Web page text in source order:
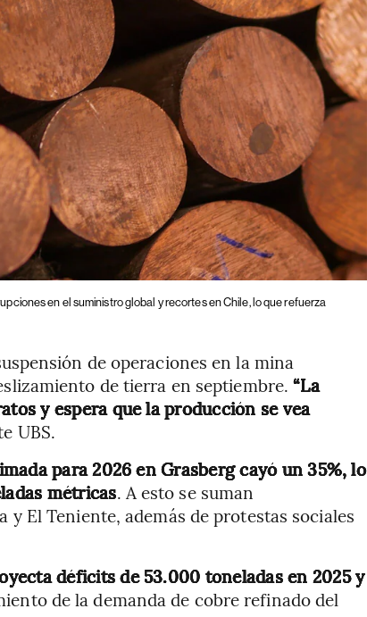
en el suministro global y recortes en Chile, lo que refuerza
de operaciones en la mina
de tierra en septiembre.“La
y espera que la producción se vea
UBS.
para 2026 en Grasberg cayó un 35%, lo
métricas. A esto se suman
El Teniente, además de protestas sociales
déficits de 53.000 toneladas en 2025 y
de la demanda de cobre refinado del